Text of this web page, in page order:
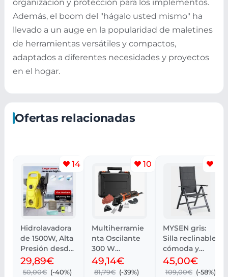
organización y protección para los implementos.
Además, el boom del "hágalo usted mismo" ha
llevado a un auge en la popularidad de maletines
de herramientas versátiles y compactos,
adaptados a diferentes necesidades y proyectos
en el hogar.
Ofertas relacionadas
14
Hidrolavadora
de 1500W, Alta
Presión desde
Europa
29,89€
50,00€ (-40%)
10
Multiherramie
nta Oscilante
300 W
BLACK+DECKE
R con Maletín
49,14€
81,79€ (-39%)
MYSEN gris:
Silla reclinable
cómoda y
elegante
45,00€
109,00€ (-58%)